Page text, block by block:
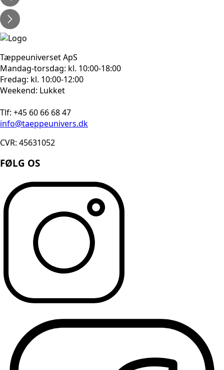
Tæppeuniverset ApS
Mandag-torsdag: kl. 10:00-18:00
Fredag: kl. 10:00-12:00
Weekend: Lukket
Tlf: +45 60 66 68 47
info@taeppeunivers.dk
CVR: 45631052
FØLG OS